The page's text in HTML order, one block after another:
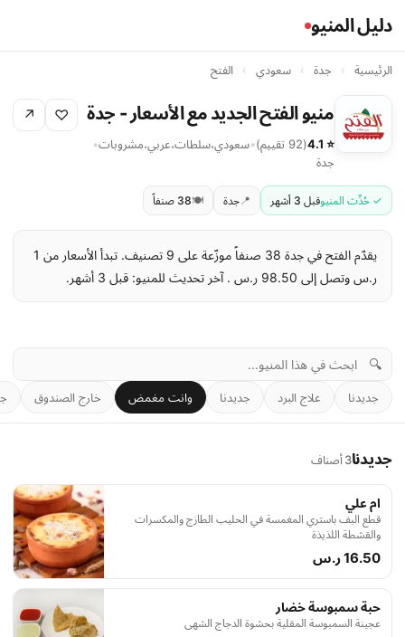
دليل المنيو
الرئيسية › جدة › سعودي › الفتح
منيو الفتح الجديد مع الأسعار - جدة
⭐ 4.1 (92 تقييم) •سعودي،سلطات،عربي،مشروبات•
جدة
♡
↗
✓ حُدِّث المنيوقبل 3 أشهر 📍جدة 🍽️38 صنفاً
يقدّم الفتح في جدة 38 صنفاً موزّعة على 9 تصنيف. تبدأ الأسعار من 1
ر.س وتصل إلى 98.50 ر.س . آخر تحديث للمنيو: قبل 3 أشهر.
🔍
جديدنا علاج البرد جديدنا وانت مغمض خارج الصندوق
جديدنا3 أصناف
ام علي
قطع البف باستري المغمسة في الحليب الطازج والمكسرات
والقشطة اللذيذة
16.50 ر.س
حبة سمبوسة خضار
عجينة السمبوسة المقلية بحشوة الدجاج الشهي